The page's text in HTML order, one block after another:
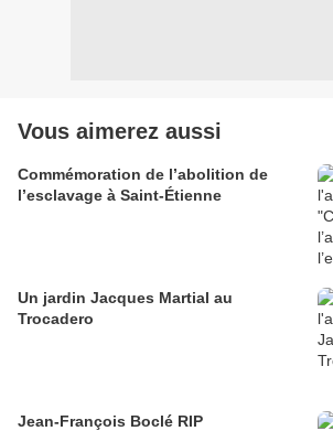
Vous aimerez aussi
Commémoration de l’abolition de
l’esclavage à Saint-Étienne
Un jardin Jacques Martial au
Trocadero
Jean-François Boclé RIP